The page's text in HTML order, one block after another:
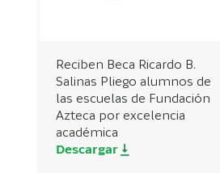
Reciben Beca Ricardo B.
Salinas Pliego alumnos de
las escuelas de Fundación
Azteca por excelencia
académica
Descargar